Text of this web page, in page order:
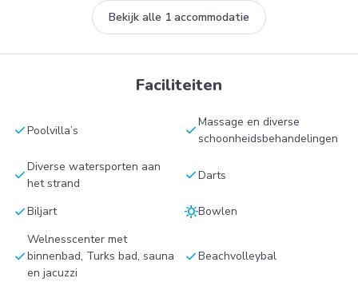
Bekijk alle 1 accommodatie
Faciliteiten
checkPoolvilla’s checkMassage en diverse
schoonheidsbehandelingen
checkDiverse watersporten aan
het strand
checkDarts
checkBiljart sunnyBowlen
check
Welnesscenter met
binnenbad, Turks bad, sauna
en jacuzzi
checkBeachvolleybal